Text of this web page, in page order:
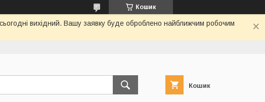
Кошик
вихідний. Вашу заявку буде оброблено найближчим робочим
Кошик